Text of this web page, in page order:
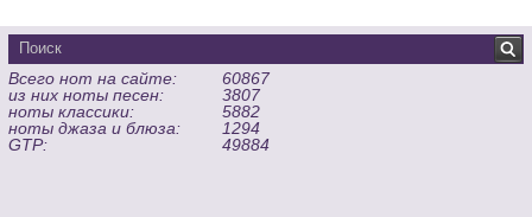
Всего нот на сайте:
60867
из них ноты песен:
3807
ноты классики:
5882
ноты джаза и блюза:
1294
GTP:
49884